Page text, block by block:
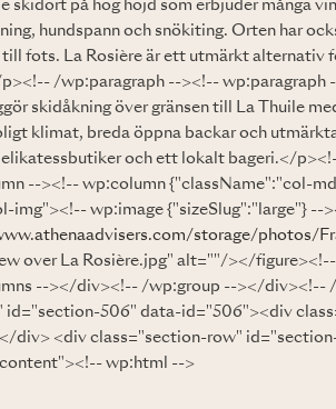
skidort på hög höjd som erbjuder många
hundspann och snökiting. Orten har
till fots. La Rosière är ett utmärkt alternativ
/wp:paragraph --><!-- wp:paragraph
skidåkning över gränsen till La Thuile
klimat, breda öppna backar och
och ett lokalt bageri.</
--><!-- wp:column {"className":"col-
img"><!-- wp:image {"sizeSlug":"large"} --
storage/photos/
over La Rosière.jpg" alt=""/></
--></div><!-- /wp:group --></div><!--
id="section-506" data-id="506"><div
div> <div class="section-row"
wp:html -->